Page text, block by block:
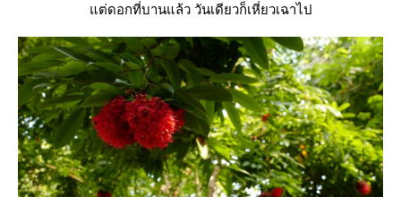
ต่ดอกที่บานแล้ว วันเดียวก็เหี่ยวเฉาไป